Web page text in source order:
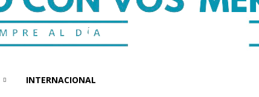
INTERNACIONAL